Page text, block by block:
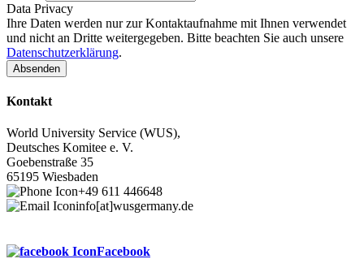
Data Privacy
Ihre Daten werden nur zur Kontaktaufnahme mit Ihnen verwendet
und nicht an Dritte weitergegeben. Bitte beachten Sie auch unsere
Datenschutzerklärung.
Kontakt
World University Service (WUS),
Deutsches Komitee e. V.
Goebenstraße 35
65195 Wiesbaden
+49 611 446648
info[at]wusgermany.de
Facebook